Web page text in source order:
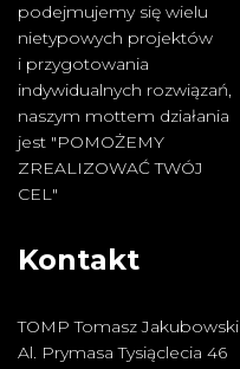
podejmujemy się wielu
nietypowych projektów
i przygotowania
indywidualnych rozwiązań,
naszym mottem działania
jest "POMOŻEMY
ZREALIZOWAĆ TWÓJ
CEL"
Kontakt
TOMP Tomasz Jakubowski
Al. Prymasa Tysiąclecia 46